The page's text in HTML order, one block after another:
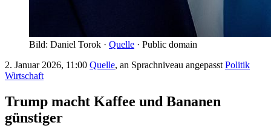
Bild: Daniel Torok · Quelle · Public domain
2. Januar 2026, 11:00 Quelle, an Sprachniveau angepasst Politik
Wirtschaft
Trump macht Kaffee und Bananen
günstiger